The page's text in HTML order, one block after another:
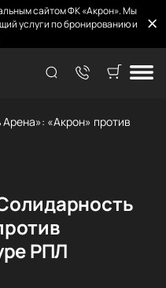
сайтом ФК «Акрон». Мы
услуги по бронированию и
«Акрон» против
РПЛ